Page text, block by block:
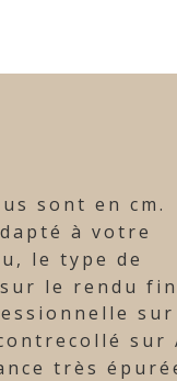
sont en cm.
à votre
le type de
le rendu
sur
sur
très